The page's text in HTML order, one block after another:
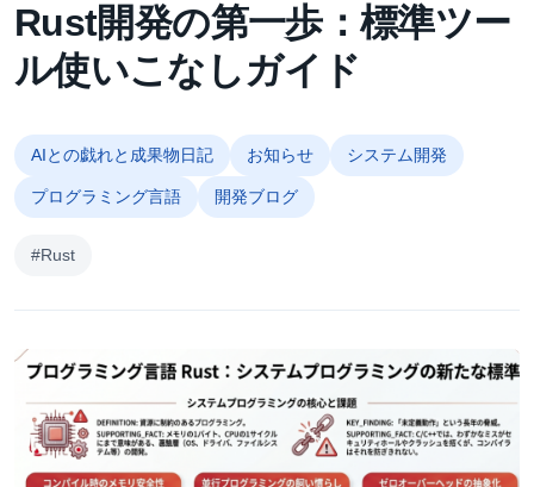
Rust開発の第一歩：標準ツー
ル使いこなしガイド
AIとの戯れと成果物日記 お知らせ システム開発
プログラミング言語 開発ブログ
#Rust